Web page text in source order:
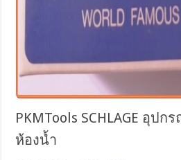
PKMTools SCHLAGE อุป
ห้องน้ำ